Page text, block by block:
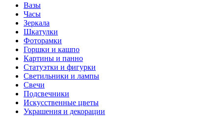
Вазы
Часы
Зеркала
Шкатулки
Фоторамки
Горшки и кашпо
Картины и панно
Статуэтки и фигурки
Светильники и лампы
Свечи
Подсвечники
Искусственные цветы
Украшения и декорации